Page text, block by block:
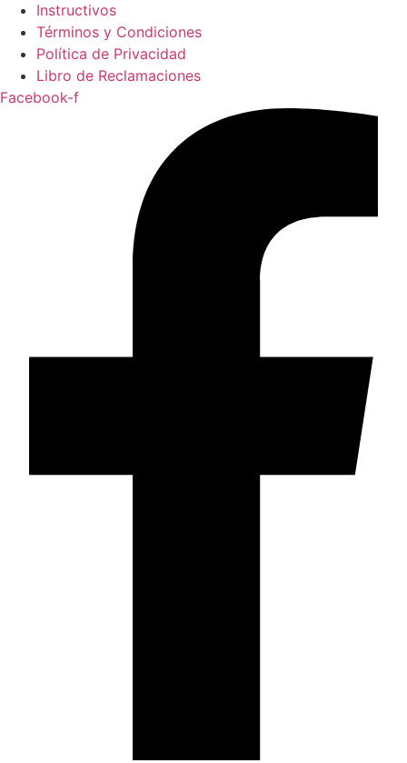
Instructivos
Términos y Condiciones
Política de Privacidad
Libro de Reclamaciones
Facebook-f